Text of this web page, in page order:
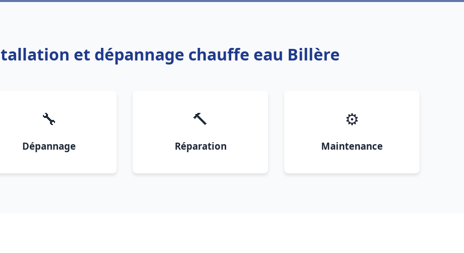
et dépannage chauffe eau Billère
🔧
Dépannage
🔨
Réparation
⚙️
Maintenance